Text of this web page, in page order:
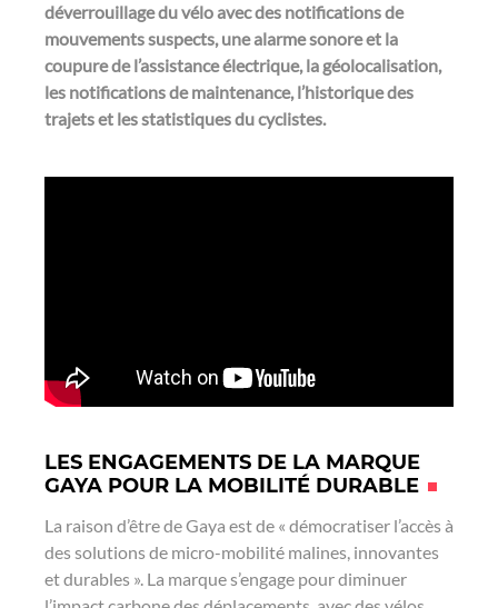
déverrouillage du vélo avec des notifications de
mouvements suspects, une alarme sonore et la
coupure de l’assistance électrique, la géolocalisation,
les notifications de maintenance, l’historique des
trajets et les statistiques du cyclistes.
LES ENGAGEMENTS DE LA MARQUE
GAYA POUR LA MOBILITÉ DURABLE
La raison d’être de Gaya est de « démocratiser l’accès à
des solutions de micro-mobilité malines, innovantes
et durables ». La marque s’engage pour diminuer